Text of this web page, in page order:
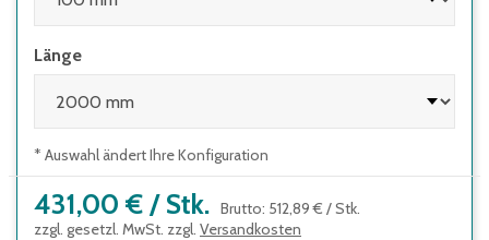
Länge
* Auswahl ändert Ihre Konfiguration
431,00 € / Stk. Brutto: 512,89 € /Stk.
zzgl. gesetzl. MwSt. zzgl. Versandkosten